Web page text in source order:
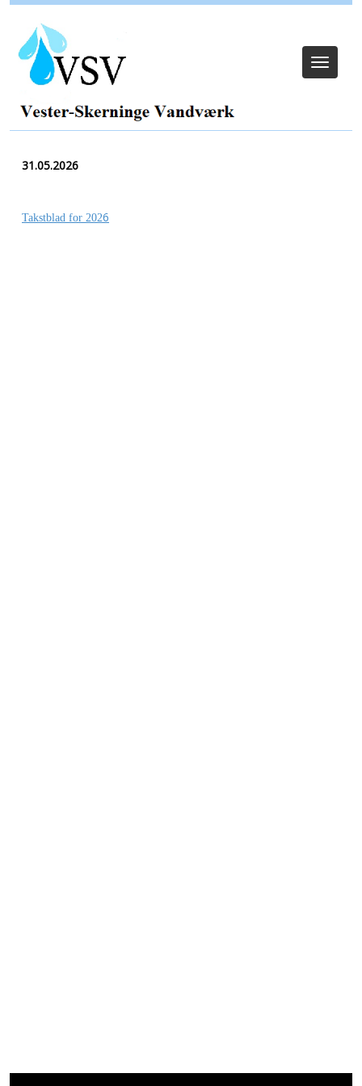
Toggle
31.05.2026
Takstblad for 2026